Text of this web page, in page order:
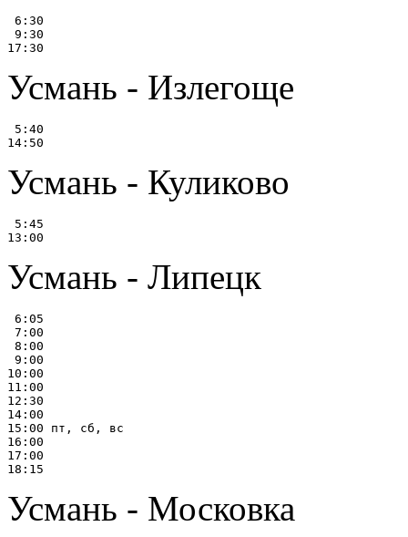
6:30
9:30
Усмань - Излегоще
5:40
Усмань - Куликово
5:45
Усмань - Липецк
6:05
7:00
8:00
9:00
10:00
11:00
12:30
14:00
15:00 пт, сб, вс
16:00
17:00
Усмань - Московка